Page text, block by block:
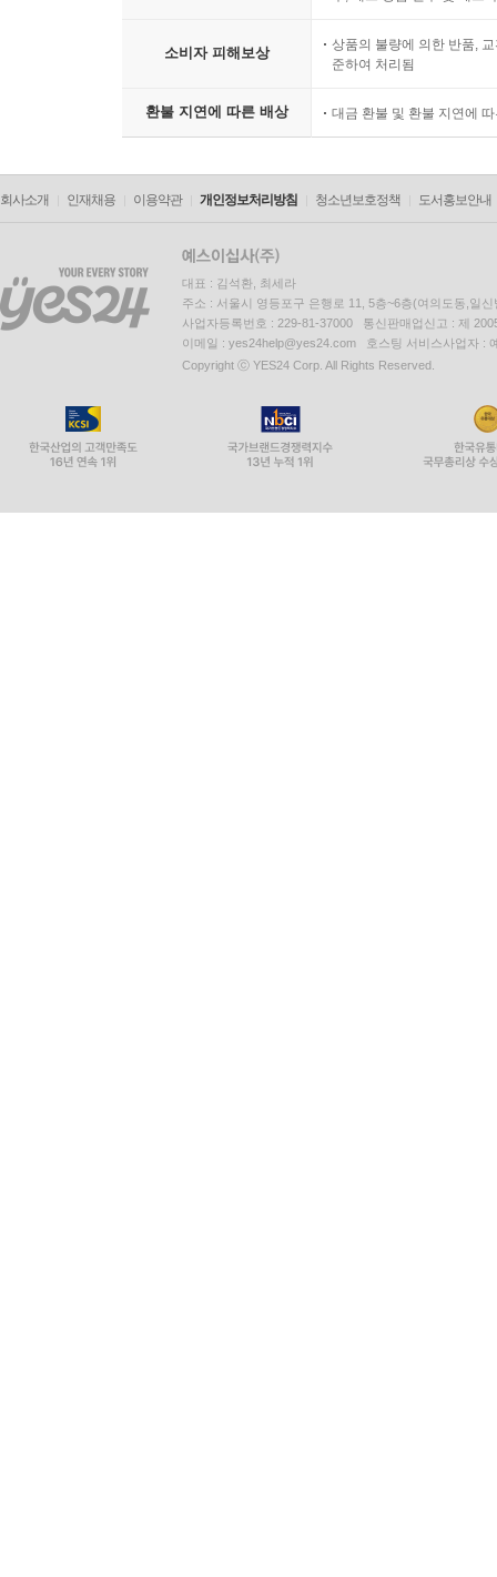
소비자 피해보상
상품의 불량에 의한 반품,
준하여 처리됨
환불 지연에 따른 배상 대금 환불 및 환불 지연에
회사소개 인재채용 이용약관 개인정보처리방침 청소년보호정책 도서홍보안내
대표 : 김석환, 최세라
주소 : 서울시 영등포구 은행로 11, 5층~6층(여의도동,일신
사업자등록번호 : 229-81-37000 통신판매업신고 : 제
이메일 : yes24help@yes24.com 호스팅 서비스사업자 :
Copyright ⓒ YES24 Corp. All Rights Reserved.